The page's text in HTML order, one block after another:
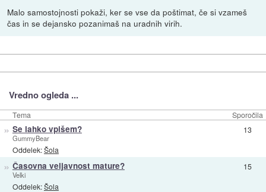
Malo samostojnosti pokaži, ker se vse da poštimat, če si vzameš
čas in se dejansko pozanimaš na uradnih virih.
Vredno ogleda ...
Tema Sporočila
» Se lahko vpišem?
GummyBear
Oddelek:Šola
13
» Časovna veljavnost mature?
Velki
Oddelek:Šola
15